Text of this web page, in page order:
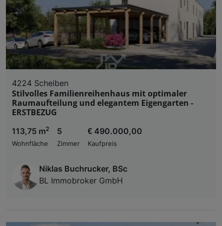
4224 Scheiben
Stilvolles Familienreihenhaus mit optimaler
Raumaufteilung und elegantem Eigengarten -
ERSTBEZUG
113,75 m2
Wohnfläche
5
Zimmer
€ 490.000,00
Kaufpreis
Niklas Buchrucker, BSc
BL Immobroker GmbH